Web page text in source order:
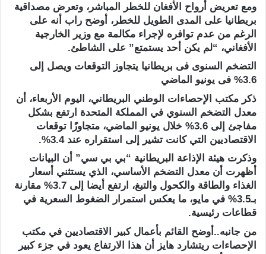
ومع تعريض أرواح الأفغان للخطر المباشر، وتعرض مصداقية
بريطانيا على المدى الطويل للخطر، أوضح راب أنه على
الرغم من عدم توافره لإجراء مكالمة مع وزير الخارجية
الأفغاني، “لم يكن أحد يستمتع” على الشاطئ.
التضخم السنوى فى بريطانيا يتجاوز التوقعات ويصل إلى
3.6% فى يونيو الماضي
ذكر مكتب الإحصاءات الوطني البريطاني، اليوم الأربعاء، أن
معدل التضخم السنوي في المملكة المتحدة ارتفع بشكل
مفاجئ إلى 3.6% خلال يونيو الماضي، متجاوزًا توقعات
الاقتصاديين التي كانت تشير إلى استقراره عند 3.4%.
وذكرت هيئة الإذاعة البريطانية “بي بي سي” أن البيانات
أظهرت أن معدل التضخم الأساسي، الذي يستثني أسعار
الغذاء والطاقة والكحول والتبغ، ارتفع أيضا إلى 3.7% مقارنة
بـ3.5% في مايو، ما يعكس استمرار الضغوط السعرية في
قطاعات رئيسية.
من جانبه..أوضح القائم بأعمال كبير الاقتصاديين في مكتب
الإحصاءات ريتشارد هايز أن هذا الارتفاع يعود في جزء كبير